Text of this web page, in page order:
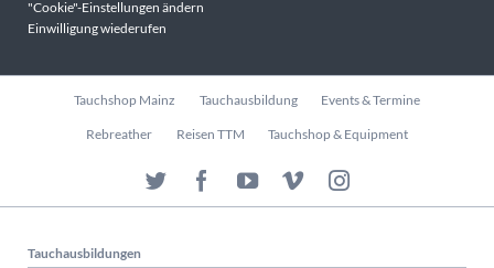
"Cookie"-Einstellungen ändern
Einwilligung wiederufen
Navigation
Tauchshop Mainz Tauchausbildung Events & Termine
Rebreather Reisen TTM Tauchshop & Equipment
Tauchausbildungen